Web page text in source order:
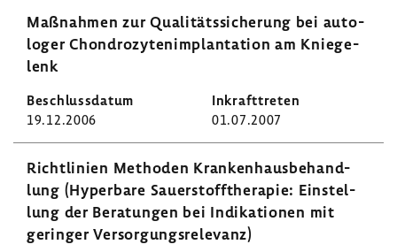
Maßnahmen zur Quali­täts­si­che­rung bei auto­
loger Chon­dro­zy­ten­im­plan­ta­tion am Knie­ge­
lenk
19.12.2006 01.07.2007
Richt­li­nien Methoden Kran­ken­haus­be­hand­
lung (Hyper­bare Sauer­stoff­the­rapie: Einstel­
lung der Bera­tungen bei Indi­ka­tionen mit
geringer Versor­gungs­re­le­vanz)